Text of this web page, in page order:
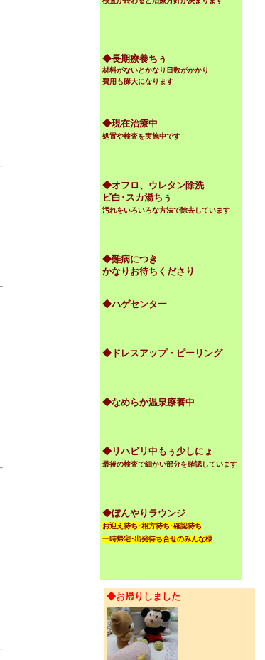
◆長期療養ちぅ
材料がないとかなり日数がかかり
費用も膨大になります
◆現在治療中
処置や検査を実施中です
◆オフロ、ウレタン除洗
ビ白･スカ湯ちぅ
汚れをいろいろな方法で除去しています
◆難病につき
かなりお待ちくださり
◆ハゲセンター
◆ドレスアップ・ピーリング
◆なめらか温泉療養中
◆リハビリ中もぅ少しにょ
最後の検査で細かい部分を確認しています
◆ぼんやりラウンジ
お迎え待ち･相方待ち･確認待ち
一時帰宅･出発待ち合せのみんな様
◆お帰りしました